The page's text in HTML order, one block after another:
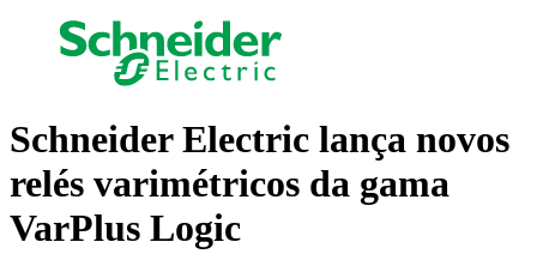
Schneider Electric lança novos
relés varimétricos da gama
VarPlus Logic